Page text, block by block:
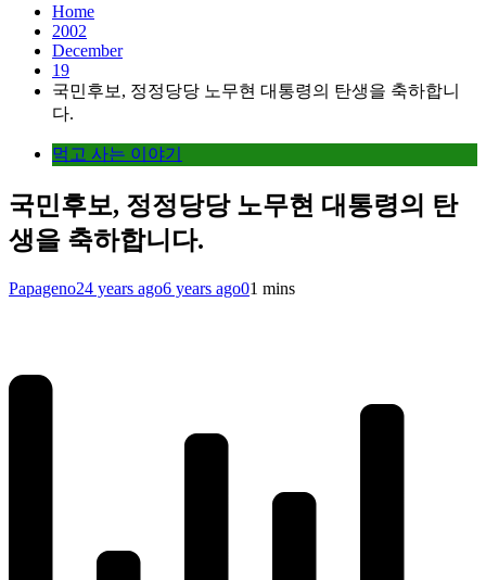
Home
2002
December
19
국민후보, 정정당당 노무현 대통령의 탄생을 축하합니
다.
먹고 사는 이야기
국민후보, 정정당당 노무현 대통령의 탄
생을 축하합니다.
Papageno24 years ago6 years ago01 mins